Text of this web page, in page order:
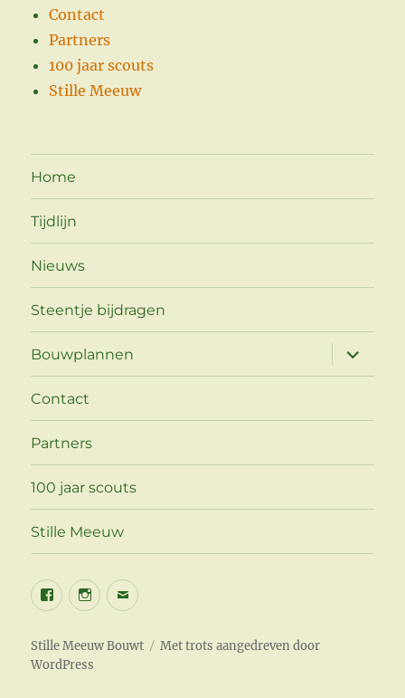
Contact
Partners
100 jaar scouts
Stille Meeuw
Home
Tijdlijn
Nieuws
Steentje bijdragen
Bouwplannen
Open
Contact
Partners
100 jaar scouts
Stille Meeuw
FacebookInstagram
E-
Stille Meeuw Bouwt
Met trots aangedreven door
WordPress